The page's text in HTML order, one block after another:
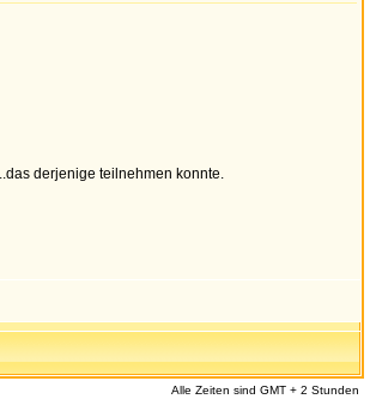
derjenige teilnehmen konnte.
Alle Zeiten sind GMT + 2 Stunden